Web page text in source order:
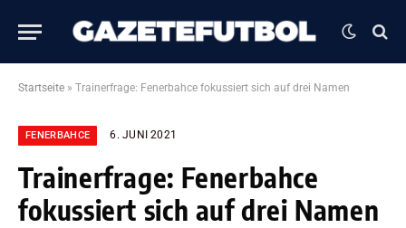
Startseite » Trainerfrage: Fenerbahce fokussiert sich auf drei Namen
FENERBAHCE 6. JUNI 2021
Trainerfrage: Fenerbahce
fokussiert sich auf drei Namen